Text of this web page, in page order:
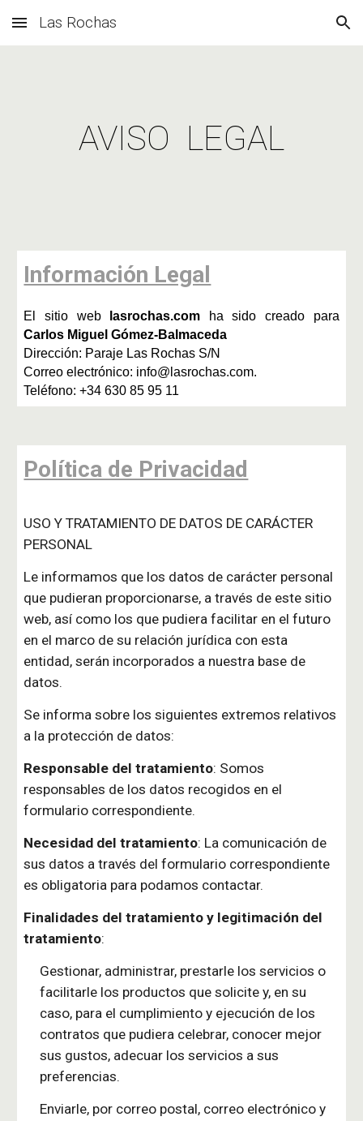
Skip to main content Skip to navigation
Las Rochas
AVISO LEGAL
Información Legal
El sitio web lasrochas.com ha sido creado para
Carlos Miguel Gómez-Balmaceda
Dirección: Paraje Las Rochas S/N
Correo electrónico: info@lasrochas.com.
Teléfono: +34 630 85 95 11
Política de Privacidad
USO Y TRATAMIENTO DE DATOS DE CARÁCTER
PERSONAL
Le informamos que los datos de carácter personal
que pudieran proporcionarse, a través de este sitio
web, así como los que pudiera facilitar en el futuro
en el marco de su relación jurídica con esta
entidad, serán incorporados a nuestra base de
datos.
Se informa sobre los siguientes extremos relativos
a la protección de datos:
Responsable del tratamiento: Somos
responsables de los datos recogidos en el
formulario correspondiente.
Necesidad del tratamiento: La comunicación de
sus datos a través del formulario correspondiente
es obligatoria para podamos contactar.
Finalidades del tratamiento y legitimación del
tratamiento:
Gestionar, administrar, prestarle los servicios o
facilitarle los productos que solicite y, en su
caso, para el cumplimiento y ejecución de los
contratos que pudiera celebrar, conocer mejor
sus gustos, adecuar los servicios a sus
preferencias.
Enviarle, por correo postal, correo electrónico y